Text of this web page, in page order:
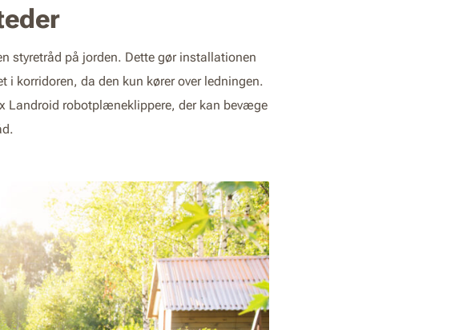
styretråd på jorden. Dette gør installationen
korridoren, da den kun kører over ledningen.
Landroid robotplæneklippere, der kan bevæge